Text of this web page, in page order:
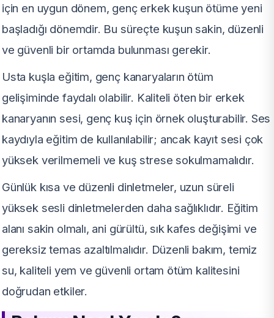
için en uygun dönem, genç erkek kuşun ötüme yeni
başladığı dönemdir. Bu süreçte kuşun sakin, düzenli
ve güvenli bir ortamda bulunması gerekir.
Usta kuşla eğitim, genç kanaryaların ötüm
gelişiminde faydalı olabilir. Kaliteli öten bir erkek
kanaryanın sesi, genç kuş için örnek oluşturabilir. Ses
kaydıyla eğitim de kullanılabilir; ancak kayıt sesi çok
yüksek verilmemeli ve kuş strese sokulmamalıdır.
Günlük kısa ve düzenli dinletmeler, uzun süreli
yüksek sesli dinletmelerden daha sağlıklıdır. Eğitim
alanı sakin olmalı, ani gürültü, sık kafes değişimi ve
gereksiz temas azaltılmalıdır. Düzenli bakım, temiz
su, kaliteli yem ve güvenli ortam ötüm kalitesini
doğrudan etkiler.